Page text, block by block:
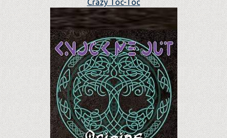
Crazy Toc-Toc